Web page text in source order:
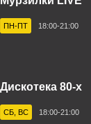
FM
FM
ПН-ПТ 18:00-21:00
Дискотека 80-х
СБ, ВС 18:00-21:00